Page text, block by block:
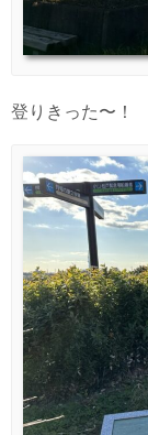
登りきった〜！